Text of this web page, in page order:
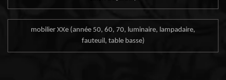
mobilier XXe (année 50, 60, 70, luminaire, lampadaire,
fauteuil, table basse)